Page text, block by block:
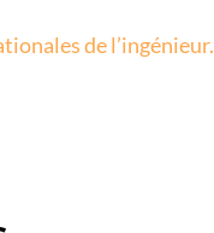
de l’ingénieur.